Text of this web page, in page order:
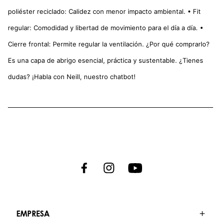
poliéster reciclado: Calidez con menor impacto ambiental. • Fit
regular: Comodidad y libertad de movimiento para el día a día. •
Cierre frontal: Permite regular la ventilación. ¿Por qué comprarlo?
Es una capa de abrigo esencial, práctica y sustentable. ¿Tienes
dudas? ¡Habla con Neill, nuestro chatbot!
EMPRESA